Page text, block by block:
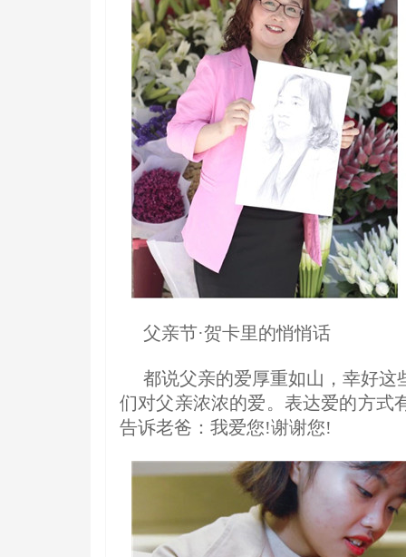
父亲节·贺卡里的悄悄话
都说父亲的爱厚重如山，幸好
们对父亲浓浓的爱。表达爱的方式
告诉老爸：我爱您!谢谢您!